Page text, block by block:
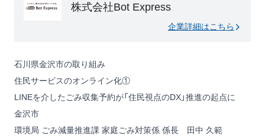
株式会社Bot Express
企業詳細はこちら
石川県金沢市の取り組み
住民サービスのオンライン化①
LINEを介したごみ収集予約が「住民視点のDX」推進の起点に
金沢市
環境局 ごみ減量推進課 家庭ごみ対策係 係長 田中 久範